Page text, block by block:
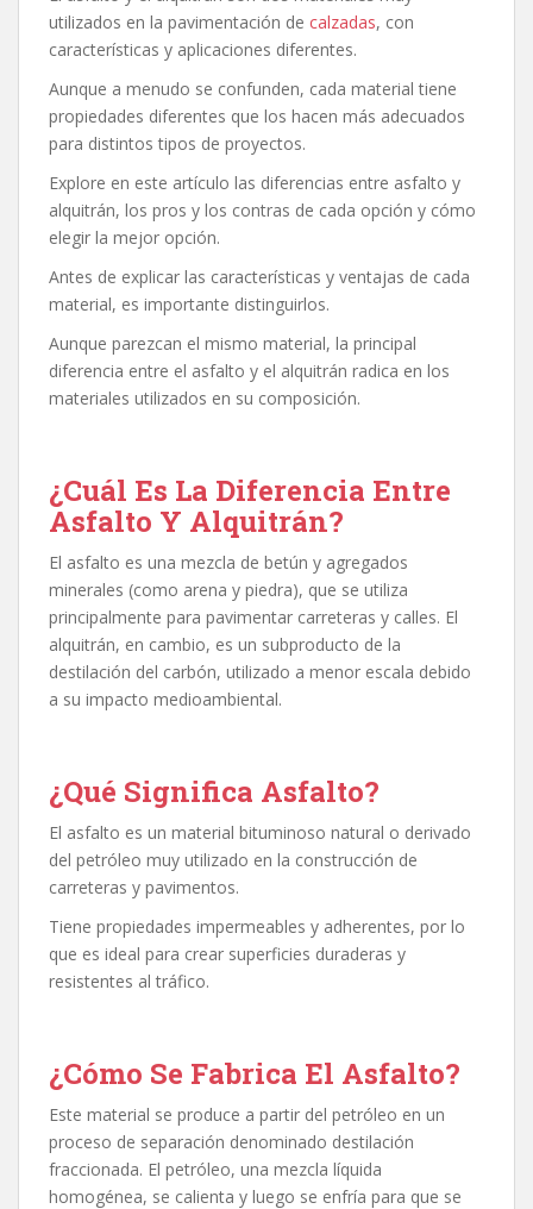
utilizados en la pavimentación de calzadas, con
características y aplicaciones diferentes.
Aunque a menudo se confunden, cada material tiene
propiedades diferentes que los hacen más adecuados
para distintos tipos de proyectos.
Explore en este artículo las diferencias entre asfalto y
alquitrán, los pros y los contras de cada opción y cómo
elegir la mejor opción.
Antes de explicar las características y ventajas de cada
material, es importante distinguirlos.
Aunque parezcan el mismo material, la principal
diferencia entre el asfalto y el alquitrán radica en los
materiales utilizados en su composición.
¿Cuál Es La Diferencia Entre
Asfalto Y Alquitrán?
El asfalto es una mezcla de betún y agregados
minerales (como arena y piedra), que se utiliza
principalmente para pavimentar carreteras y calles. El
alquitrán, en cambio, es un subproducto de la
destilación del carbón, utilizado a menor escala debido
a su impacto medioambiental.
¿Qué Significa Asfalto?
El asfalto es un material bituminoso natural o derivado
del petróleo muy utilizado en la construcción de
carreteras y pavimentos.
Tiene propiedades impermeables y adherentes, por lo
que es ideal para crear superficies duraderas y
resistentes al tráfico.
¿Cómo Se Fabrica El Asfalto?
Este material se produce a partir del petróleo en un
proceso de separación denominado destilación
fraccionada. El petróleo, una mezcla líquida
homogénea, se calienta y luego se enfría para que se